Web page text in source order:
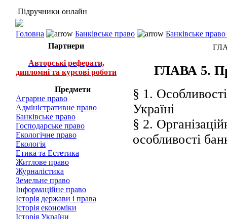
Підручники онлайн
Головна Банківське право
Банківське
Партнери
Авторські реферати,
дипломні та курсові роботи
Предмети
Аграрне право
Адміністративне право
Банківське право
Господарське право
Екологічне право
Екологія
Етика та Естетика
Житлове право
Журналістика
Земельне право
Інформаційне право
Історія держави і права
Історія економіки
Історія України
ГЛАВА 5.
§ 1.
Україні
§ 2.
особливості